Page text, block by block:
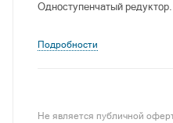
Одноступенчатый
Подробности
Не является публичной